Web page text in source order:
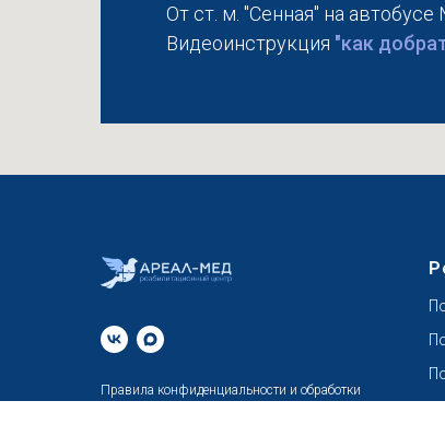
От ст. м. "Сенная" на
Видеоинструкция "как
Правила конфиденциальности и обработки